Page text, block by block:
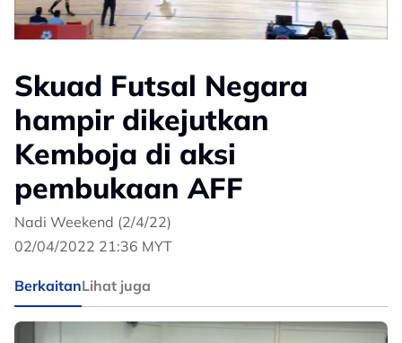
Skuad Futsal Negara
hampir dikejutkan
Kemboja di aksi
pembukaan AFF
Nadi Weekend (2/4/22)
02/04/2022 21:36 MYT
BerkaitanLihat juga